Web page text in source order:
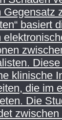
Gegensatz
basiert
klinische
die im
Die